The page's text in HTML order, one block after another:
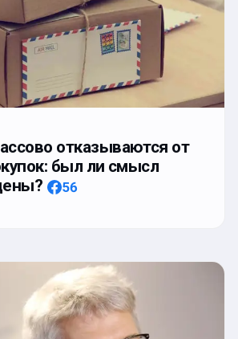
отказываются от
был ли смысл
56